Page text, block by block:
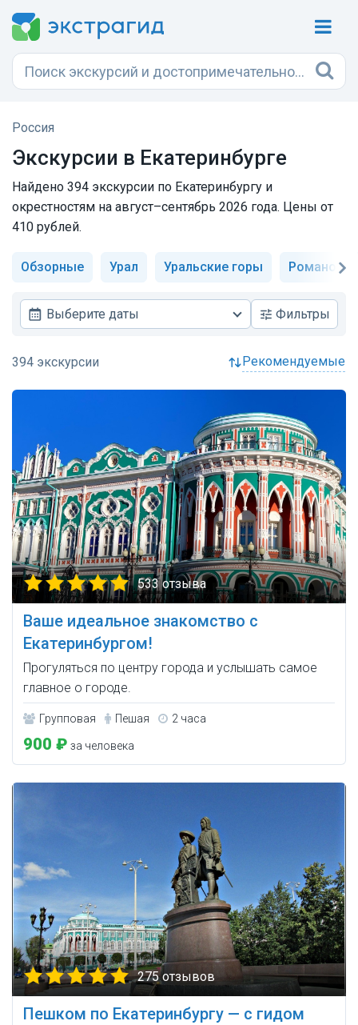
Россия
Экскурсии в Екатеринбурге
Найдено 394 экскурсии по Екатеринбургу и
окрестностям на август–сентябрь 2026 года. Цены от
410 рублей.
Обзорные Урал Уральские горы Романовы
Выберите даты Фильтры
рекомендуемые
533 отзыва
Ваше идеальное знакомство с
Екатеринбургом!
Прогуляться по центру города и услышать самое
главное о городе.
Групповая Пешая 2 часа
900 ₽ за человека
275 отзывов
Пешком по Екатеринбургу — с гидом